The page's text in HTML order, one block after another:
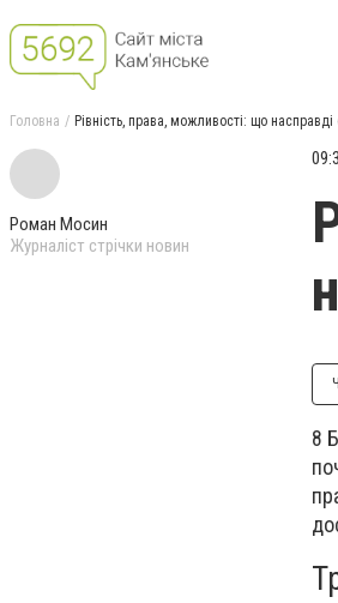
Головна Рівність, права, можливості: що
Роман Мосин
Журналіст стрічки новин
8